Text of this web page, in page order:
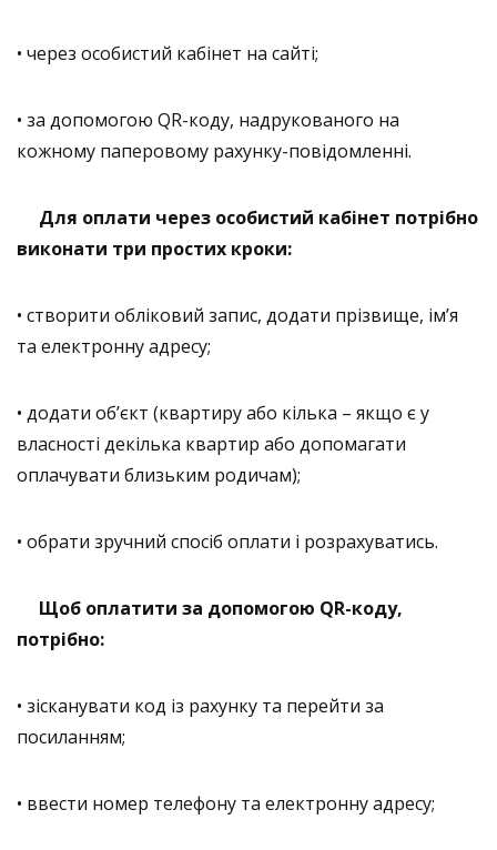
• через особистий кабінет на сайті;
• за допомогою QR-коду, надрукованого на
кожному паперовому рахунку-повідомленні.
Для оплати через особистий кабінет потрібно
виконати три простих кроки:
• створити обліковий запис, додати прізвище, ім’я
та електронну адресу;
• додати об’єкт (квартиру або кілька – якщо є у
власності декілька квартир або допомагати
оплачувати близьким родичам);
• обрати зручний спосіб оплати і розрахуватись.
Щоб оплатити за допомогою QR-коду,
потрібно:
• зісканувати код із рахунку та перейти за
посиланням;
• ввести номер телефону та електронну адресу;